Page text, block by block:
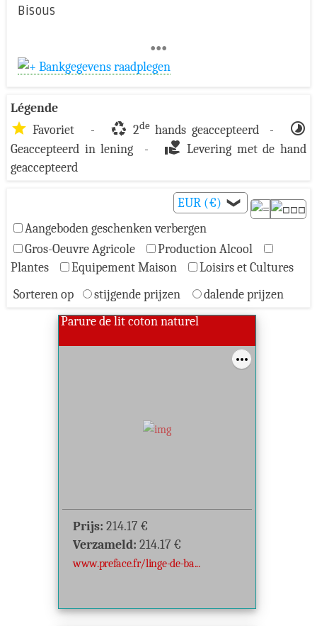
Bisous
•••
Bankgegevens raadplegen
Légende
star Favoriet - recycling 2dehands geaccepteerd - timelapse
Geaccepteerd in lening - volunteer_activism Levering met de hand
geaccepteerd
EUR (€)❯
Aangeboden geschenken verbergen
Gros-Oeuvre Agricole
Production Alcool
Plantes
Equipement Maison
Loisirs et Cultures
Sorteren op
stijgende prijzen
dalende prijzen
Parure de lit coton naturel
Prijs: 214.17 €
Verzameld: 214.17 €
www.preface.fr/linge-de-ba...